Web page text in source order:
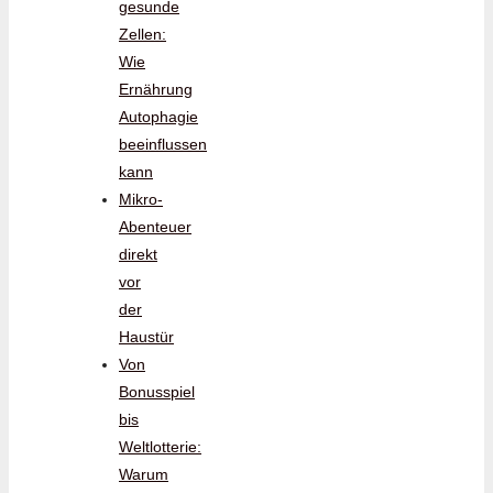
gesunde
Zellen:
Wie
Ernährung
Autophagie
beeinflussen
kann
Mikro-
Abenteuer
direkt
vor
der
Haustür
Von
Bonusspiel
bis
Weltlotterie:
Warum